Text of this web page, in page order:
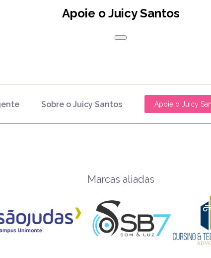
Apoie o Juicy Santos
Sobre o Juicy Santos Apoie o Juicy
Marcas aliadas